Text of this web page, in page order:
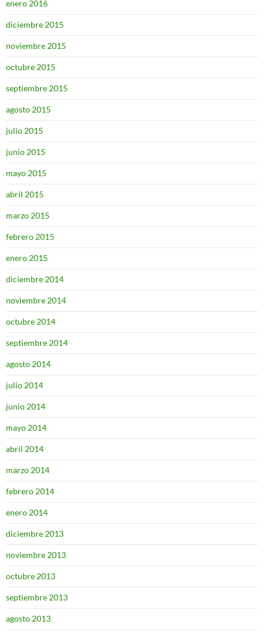
enero 2016
diciembre 2015
noviembre 2015
octubre 2015
septiembre 2015
agosto 2015
julio 2015
junio 2015
mayo 2015
abril 2015
marzo 2015
febrero 2015
enero 2015
diciembre 2014
noviembre 2014
octubre 2014
septiembre 2014
agosto 2014
julio 2014
junio 2014
mayo 2014
abril 2014
marzo 2014
febrero 2014
enero 2014
diciembre 2013
noviembre 2013
octubre 2013
septiembre 2013
agosto 2013